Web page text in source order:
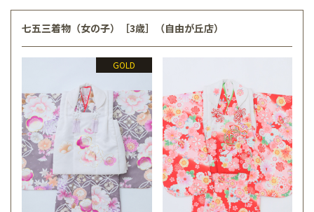
七五三着物（女の子）［3歳］（自由が丘店）
GOLD